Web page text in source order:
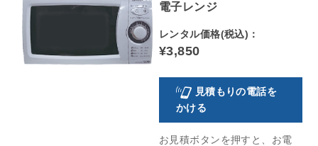
電子レンジ
レンタル価格(税込)：
¥3,850
見積もりの電話を
かける
お見積ボタンを押すと、お電